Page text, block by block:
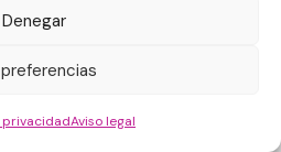
Denegar
Aviso legal
DE PRIVACIDAD